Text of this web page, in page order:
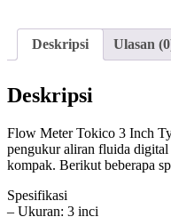
Deskripsi Ulasan
Deskripsi
Flow Meter Tokico 3 Inch
pengukur aliran fluida digital
kompak. Berikut beberapa
Spesifikasi
– Ukuran: 3 inci